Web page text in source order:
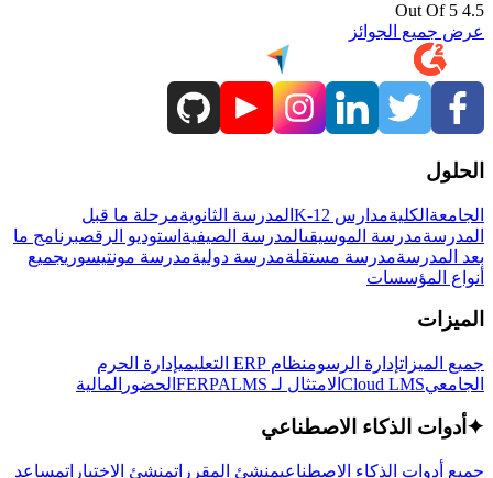
4.5 Out Of 5
عرض جميع الجوائز
الحلول
الجامعة الكليةمدارس K-12 المدرسة الثانويةمرحلة ما قبل
المدرسةمدرسة الموسيقىالمدرسة الصيفية استوديو الرقصبرنامج ما
بعد المدرسةمدرسة مستقلةمدرسة دوليةمدرسة مونتيسوريجميع
أنواع المؤسسات
الميزات
جميع الميزاتإدارة الرسومنظام ERP التعليمي
إدارة الحرم
الجامعيCloud LMS الامتثال لـ FERPA LMS الحضور المالية
✦ أدوات الذكاء الاصطناعي
جميع أدوات الذكاء الاصطناعيمنشئ المقرراتمنشئ الاختباراتمساعد